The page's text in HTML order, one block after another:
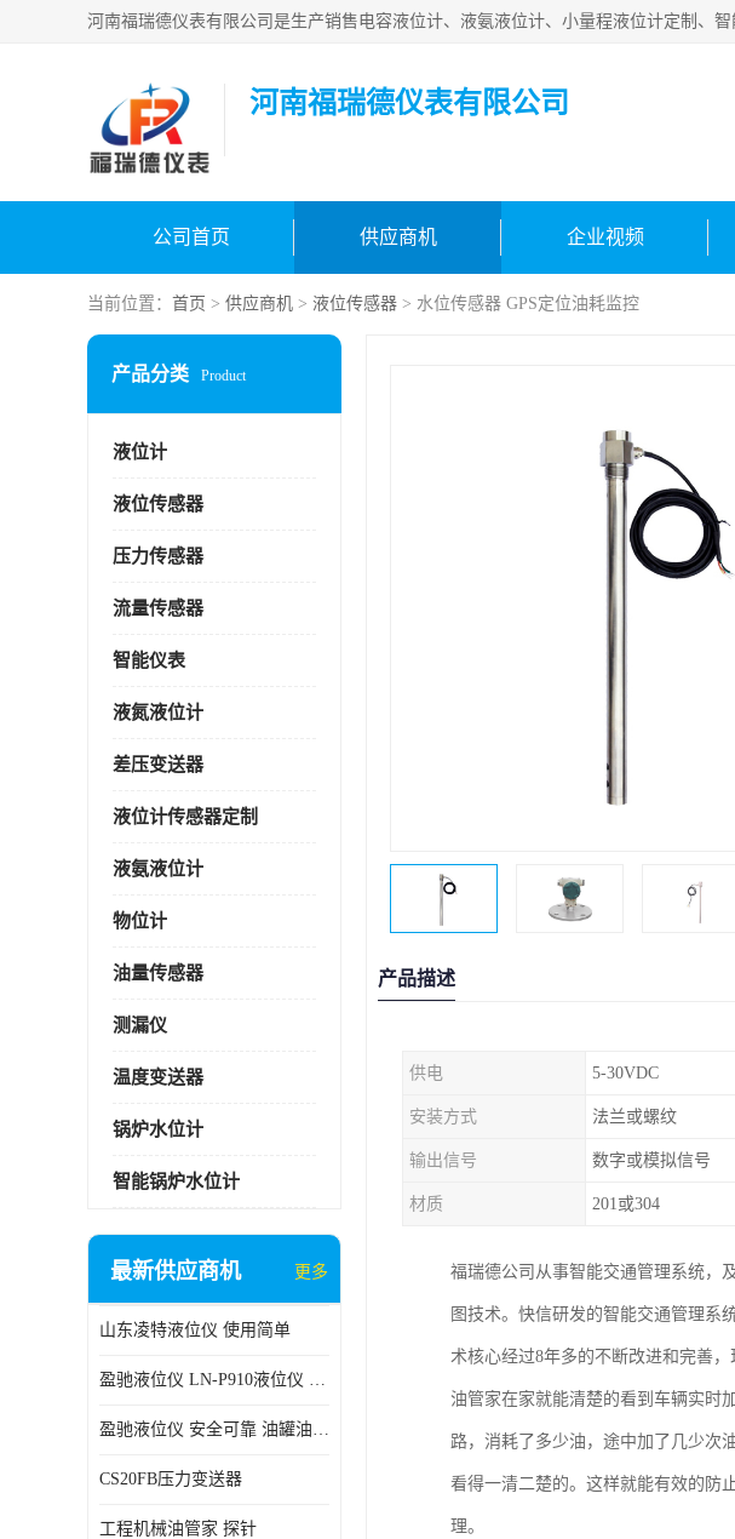
河南福瑞德仪表有限公司
公司首页 供应商机 企业视频
当前位置： 首页 > 供应商机 > 液位传感器 > 水位传感器 GPS定位油耗监控
产品分类 Product
液位计
液位传感器
压力传感器
流量传感器
智能仪表
液氮液位计
差压变送器
液位计传感器定制
液氨液位计
物位计
油量传感器
测漏仪
温度变送器
锅炉水位计
智能锅炉水位计
最新供应商机 更多
山东凌特液位仪 使用简单
盈驰液位仪 LN-P910液位仪 安全可靠
盈驰液位仪 安全可靠 油罐油位检测
CS20FB压力变送器
工程机械油管家 探针
产品描述
供电 5-30VDC
安装方式 法兰或螺纹
输出信号 数字或模拟信号
材质 201或304
福瑞德公司从事智能交通管理系统，
图技术。快信研发的智能交通管理系
术核心经过8年多的不断改进和完善
油管家在家就能清楚的看到车辆实时
路，消耗了多少油，途中加了几少次
看得一清二楚的。这样就能有效的防
理。